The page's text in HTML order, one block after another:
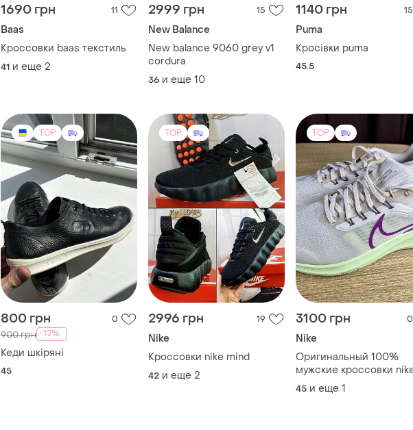
1690 грн 11
Baas
Кроссовки baas текстиль
41 и еще 2
2999 грн 15
New Balance
New balance 9060 grey v1
cordura
36 и еще 10
1140 грн 15
Puma
Кросівки puma
45.5
TOP
800 грн 0
900 грн -12%
Кеди шкіряні
45
TOP
2996 грн 19
Nike
Кроссовки nike mind
42 и еще 2
TOP
3100 грн 0
Nike
Оригинальный 100%
мужские кроссовки
zoom pegasus 39
beige(размеры 45-
45 и еще 1